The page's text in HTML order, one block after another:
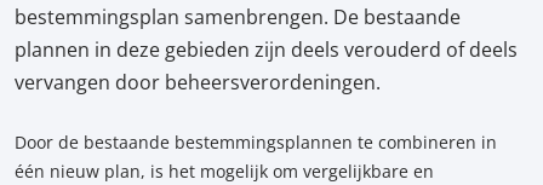
bestemmingsplan samenbrengen. De bestaande
plannen in deze gebieden zijn deels verouderd of deels
vervangen door beheersverordeningen.
Door de bestaande bestemmingsplannen te combineren in
één nieuw plan, is het mogelijk om vergelijkbare en